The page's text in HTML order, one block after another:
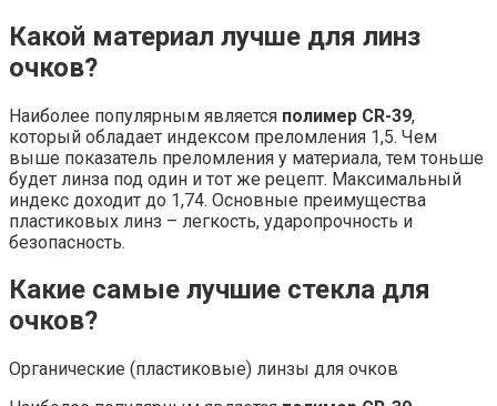
Какой материал лучше для линз
очков?
Наиболее популярным является полимер CR-39,
который обладает индексом преломления 1,5. Чем
выше показатель преломления у материала, тем тоньше
будет линза под один и тот же рецепт. Максимальный
индекс доходит до 1,74. Основные преимущества
пластиковых линз – легкость, ударопрочность и
безопасность.
Какие самые лучшие стекла для
очков?
Органические (пластиковые) линзы для очков